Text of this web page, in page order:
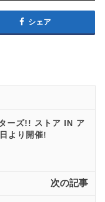
シェア
ーズ!! ストア IN ア
より開催!
次の記事